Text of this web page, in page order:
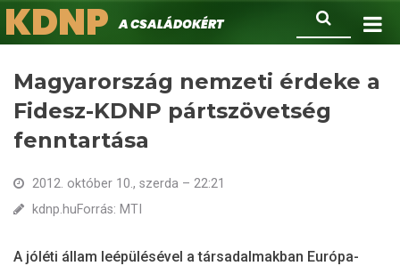
Ugrás
a
Keresés
KDNPA családokért.
Magyarország nemzeti érdeke a
Fidesz-KDNP pártszövetség
fenntartása
2012. október 10., szerda – 22:21
kdnp.huForrás: MTI
A jóléti állam leépülésével a társadalmakban Európa-